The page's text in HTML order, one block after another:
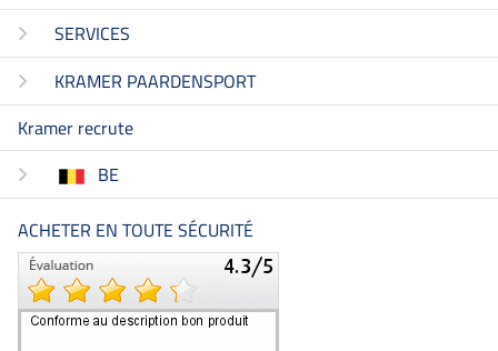
SERVICES
KRAMER PAARDENSPORT
Kramer recrute
BE
ACHETER EN TOUTE SÉCURITÉ